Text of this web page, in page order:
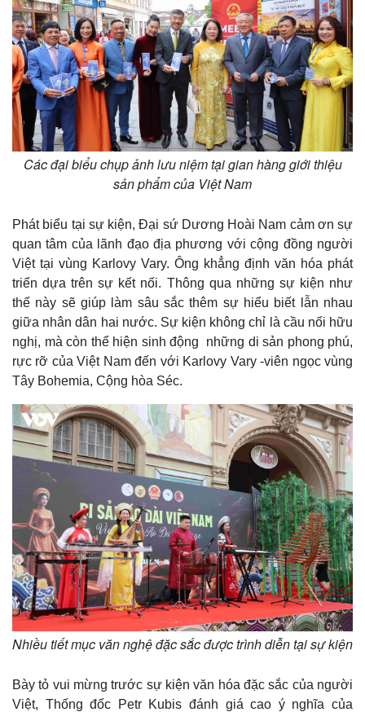
Kinh tế
Bất động sản
Khởi nghiệp
Thị trường
Giá vàng
Tiêu dùng
Tỷ giá
Chứng khoán
Giá cà phê
Các đại biểu chụp ảnh lưu niệm tại gian hàng giới thiệu
sản phẩm của Việt Nam
Phát biểu tại sự kiện, Đại sứ Dương Hoài Nam cảm ơn sự
quan tâm của lãnh đạo địa phương với cộng đồng người
Việt tại vùng Karlovy Vary. Ông khẳng định văn hóa phát
triển dựa trên sự kết nối. Thông qua những sự kiện như
thế này sẽ giúp làm sâu sắc thêm sự hiểu biết lẫn nhau
giữa nhân dân hai nước. Sự kiện không chỉ là cầu nối hữu
nghị, mà còn thể hiện sinh động những di sản phong phú,
rực rỡ của Việt Nam đến với Karlovy Vary -viên ngọc vùng
Tây Bohemia, Cộng hòa Séc.
Nhiều tiết mục văn nghệ đặc sắc được trình diễn tại sự kiện
Bày tỏ vui mừng trước sự kiện văn hóa đặc sắc của người
Việt, Thống đốc Petr Kubis đánh giá cao ý nghĩa của